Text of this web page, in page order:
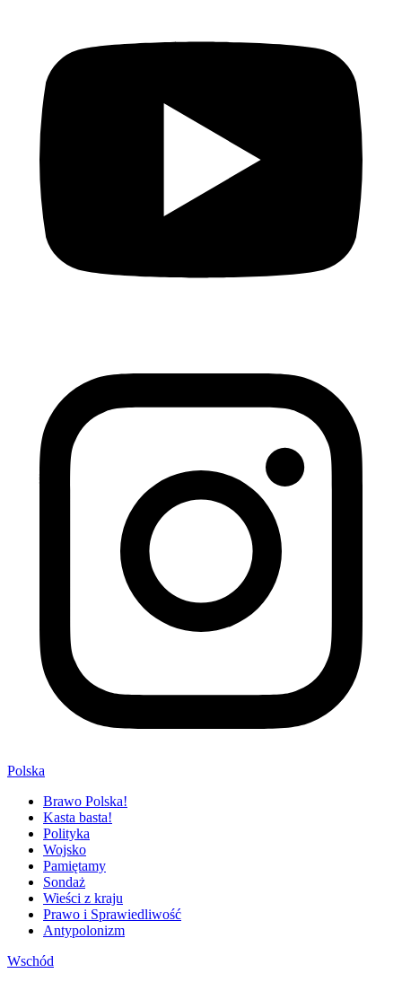
Polska
Brawo Polska!
Kasta basta!
Polityka
Wojsko
Pamiętamy
Sondaż
Wieści z kraju
Prawo i Sprawiedliwość
Antypolonizm
Wschód